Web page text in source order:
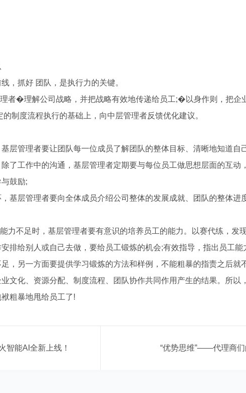
抓好 团队，是执行力的关键。
�理解公司战略，并把战略有效地传递给员工;�以身作则，把企
制度流程执行的基础上，向中层管理者反馈优化建议。
管理者要让团队每一位成员了解团队的整体目标、清晰地知道自
工作中的沟通，基层管理者定期要与每位员工做思想层面的互动
鼓励;
层管理者要向全体成员介绍公司整体的发展成就、团队的整体进
不足时，基层管理者要有意识的培养员工的能力。以赛代练，发
排给别人或自己去做，要给员工锻炼的机会;有效指导，指出员工能
，另一方面要提供学习锻炼的方法和样例，不能粗暴的指责之后就
化、资源分配、制度流程、团队协作共同作用产生的结果。所以
粗暴地甩给员工了!
智能AI全新上线！ “优势思维”——代理商们